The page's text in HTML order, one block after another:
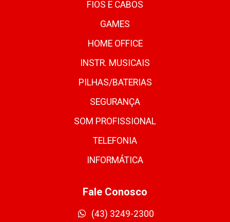
FIOS E CABOS
GAMES
HOME OFFICE
INSTR. MUSICAIS
PILHAS/BATERIAS
SEGURANÇA
SOM PROFISSIONAL
TELEFONIA
INFORMÁTICA
Fale Conosco
(43) 3249-2300